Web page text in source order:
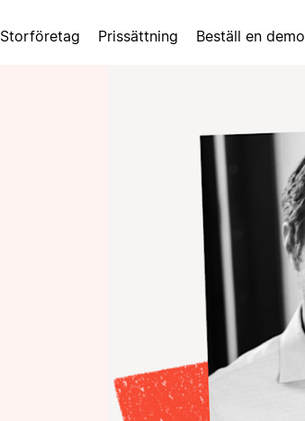
Storföretag Prissättning Beställ en demo